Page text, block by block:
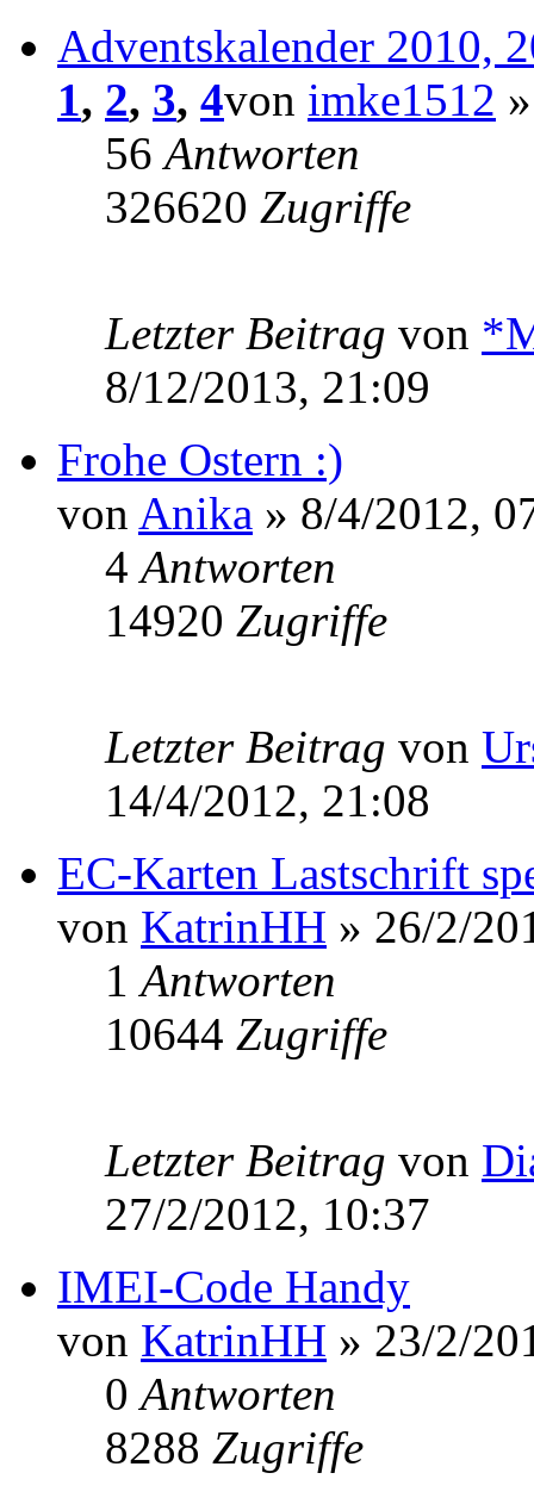
Adventskalender 2010,
1, 2, 3, 4von imke1512
56Antworten
326620 Zugriffe
Letzter Beitrag von
8/12/2013, 21:09
Frohe Ostern :)
von Anika » 8/4/2012,
4Antworten
14920 Zugriffe
Letzter Beitrag von
14/4/2012, 21:08
EC-Karten Lastschrift
von KatrinHH » 26/2/
1Antworten
10644 Zugriffe
Letzter Beitrag von
27/2/2012, 10:37
IMEI-Code Handy
von KatrinHH » 23/2/
0Antworten
8288 Zugriffe